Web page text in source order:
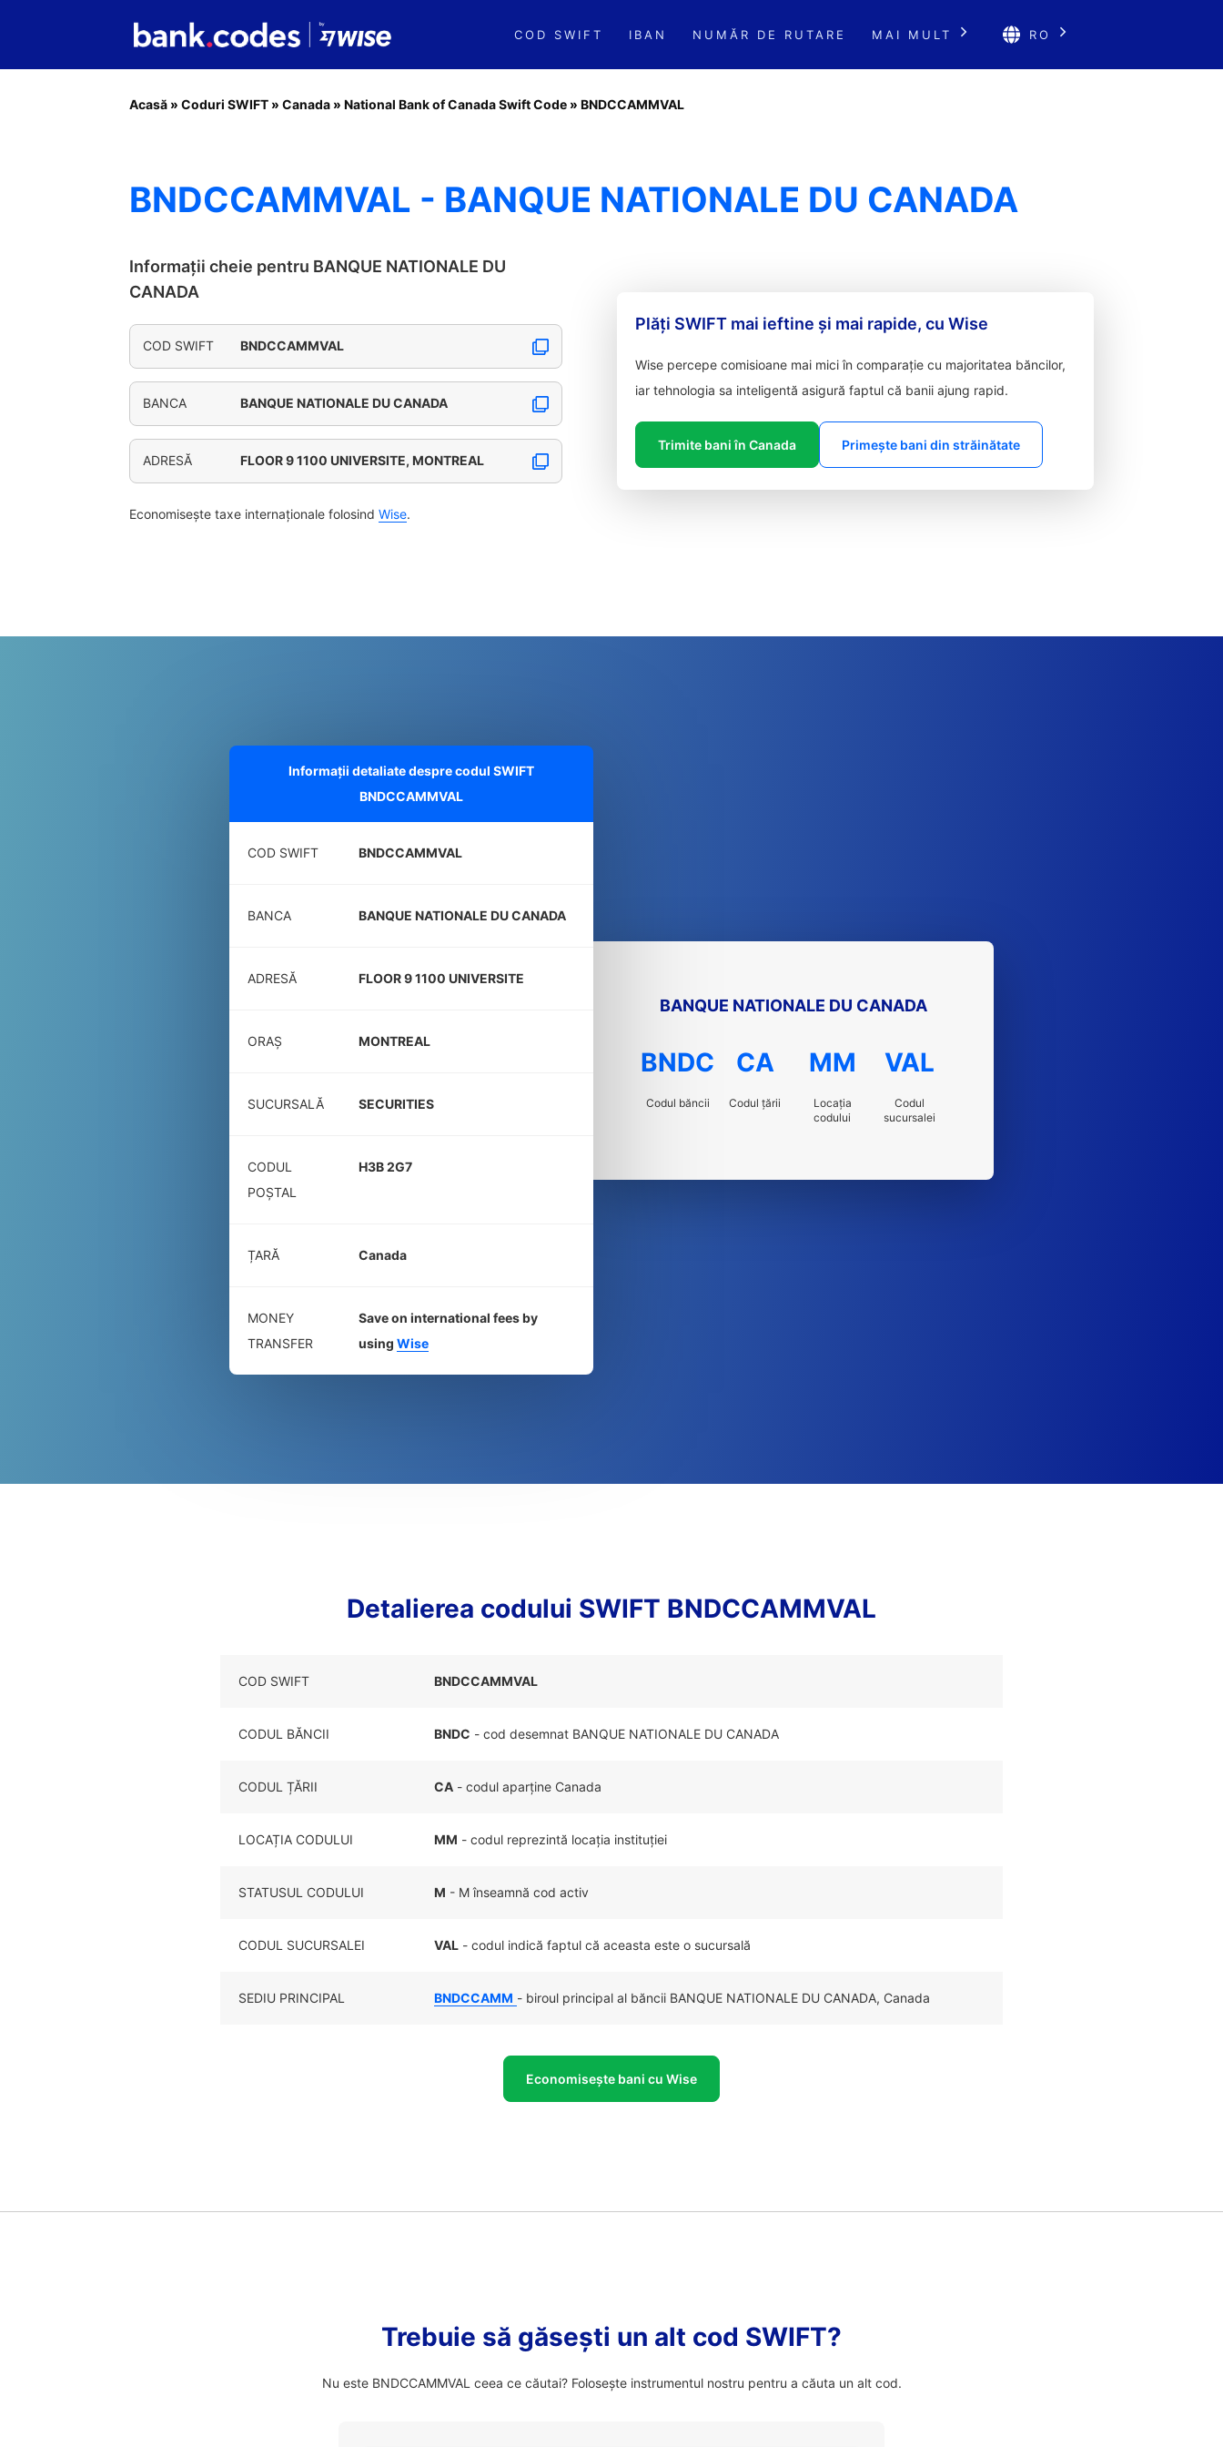
COD SWIFT IBAN NUMĂR DE RUTARE MAI MULT RO
Acasă » Coduri SWIFT » Canada » National Bank of Canada Swift Code » BNDCCAMMVAL
BNDCCAMMVAL - BANQUE NATIONALE DU CANADA
Informații cheie pentru BANQUE NATIONALE DU
CANADA
COD SWIFT BNDCCAMMVAL
BANCA BANQUE NATIONALE DU CANADA
ADRESĂ FLOOR 9 1100 UNIVERSITE, MONTREAL
Economisește taxe internaționale folosind Wise.
Plăți SWIFT mai ieftine și mai rapide, cu Wise
Wise percepe comisioane mai mici în comparație cu majoritatea băncilor,
iar tehnologia sa inteligentă asigură faptul că banii ajung rapid.
Trimite bani în Canada Primește bani din străinătate
Informații detaliate despre codul SWIFT
BNDCCAMMVAL
COD SWIFT BNDCCAMMVAL
BANCA BANQUE NATIONALE DU CANADA
ADRESĂ FLOOR 9 1100 UNIVERSITE
ORAȘ MONTREAL
SUCURSALĂ SECURITIES
CODUL
POŞTAL
H3B 2G7
ȚARĂ Canada
MONEY
TRANSFER
Save on international fees by
using Wise
BANQUE NATIONALE DU CANADA
BNDC
Codul băncii
CA
Codul țării
MM
Locația
codului
VAL
Codul
sucursalei
Detalierea codului SWIFT BNDCCAMMVAL
COD SWIFT BNDCCAMMVAL
CODUL BĂNCII BNDC - cod desemnat BANQUE NATIONALE DU CANADA
CODUL ȚĂRII CA - codul aparține Canada
LOCAȚIA CODULUI MM - codul reprezintă locația instituției
STATUSUL CODULUI M - M înseamnă cod activ
CODUL SUCURSALEI VAL - codul indică faptul că aceasta este o sucursală
SEDIU PRINCIPAL BNDCCAMM - biroul principal al băncii BANQUE NATIONALE DU CANADA, Canada
Economisește bani cu Wise
Trebuie să găsești un alt cod SWIFT?
Nu este BNDCCAMMVAL ceea ce căutai? Folosește instrumentul nostru pentru a căuta un alt cod.